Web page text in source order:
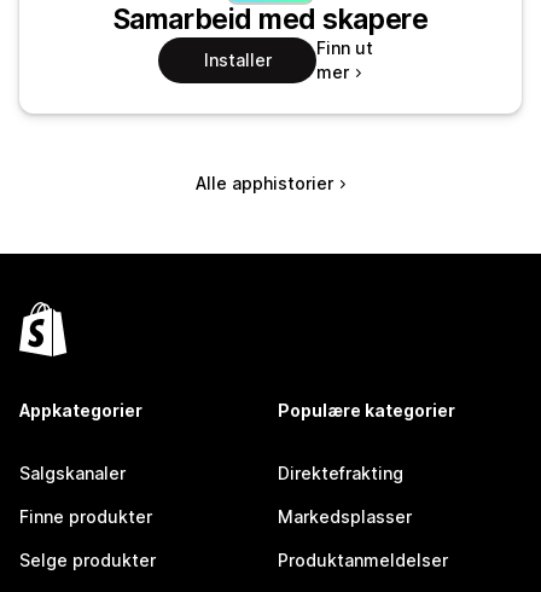
Samarbeid med skapere
Installer
Finn ut
mer
Alle apphistorier
Appkategorier
Salgskanaler
Finne produkter
Selge produkter
Populære kategorier
Direktefrakting
Markedsplasser
Produktanmeldelser